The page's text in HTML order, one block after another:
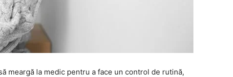
meargă la medic pentru a face un control de rutină,